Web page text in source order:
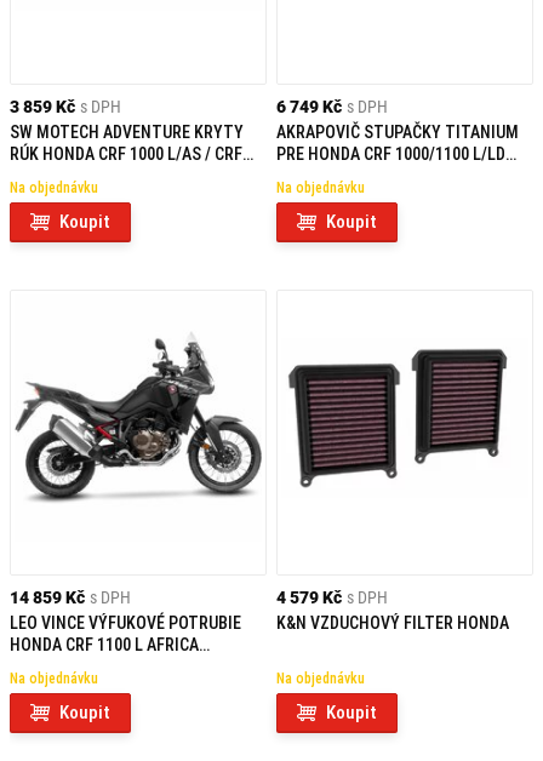
3 859 Kč s DPH
SW MOTECH ADVENTURE KRYTY
RÚK HONDA CRF 1000 L/AS / CRF
Na objednávku
Koupit
6 749 Kč s DPH
AKRAPOVIČ STUPAČKY TITANIUM
PRE HONDA CRF 1000/1100 L/LD
SPORTS
Na objednávku
Koupit
14 859 Kč s DPH
LEO VINCE VÝFUKOVÉ POTRUBIE
HONDA CRF 1100 L AFRICA
25)
Na objednávku
Koupit
4 579 Kč s DPH
K&N VZDUCHOVÝ FILTER HONDA
Na objednávku
Koupit